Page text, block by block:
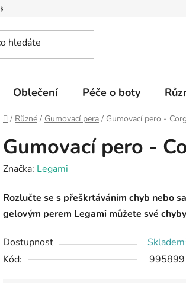
Kontakty na prodejny
Oblečení Péče o boty
Domů
/ Různé / Gumovací pera / Gumovací pero -
Gumovací pero -
Značka: Legami
Rozlučte se s přeškrtáváním chyb nebo
gelovým perem Legami můžete své
Dostupnost
Kód:
995899